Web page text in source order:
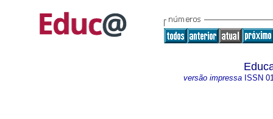
versão impressa ISSN